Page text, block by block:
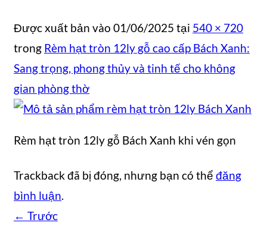
Được xuất bản vào 01/06/2025 tại 540 × 720
trong Rèm hạt tròn 12ly gỗ cao cấp Bách Xanh:
Sang trọng, phong thủy và tinh tế cho không
gian phòng thờ
Rèm hạt tròn 12ly gỗ Bách Xanh khi vén gọn
Trackback đã bị đóng, nhưng bạn có thể đăng
bình luận.
← Trước